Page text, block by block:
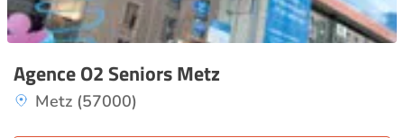
Agence O2 Seniors Metz
Metz (57000)